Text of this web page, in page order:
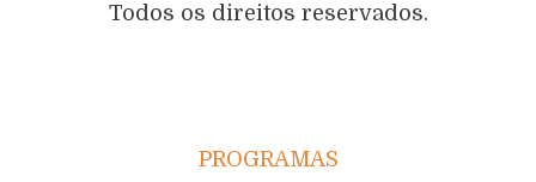
Todos os direitos reservados.
PROGRAMAS